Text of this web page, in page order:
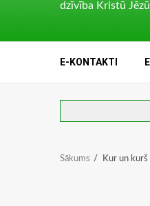
dzīvība Kristū
E-KONTAKTI
Sākums Kur un kurš